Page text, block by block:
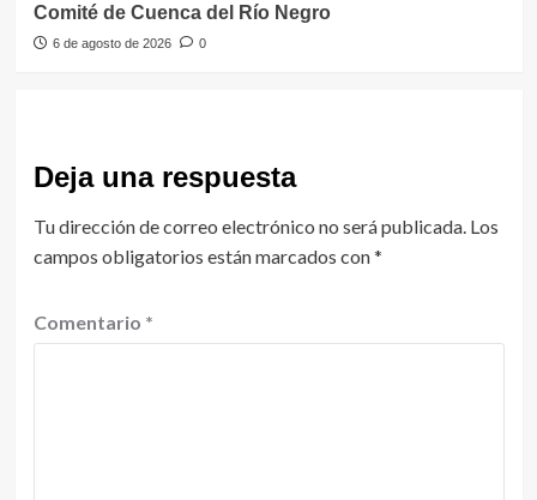
Comité de Cuenca del Río Negro
6 de agosto de 2026 0
Deja una respuesta
Tu dirección de correo electrónico no será publicada. Los
campos obligatorios están marcados con*
Comentario *